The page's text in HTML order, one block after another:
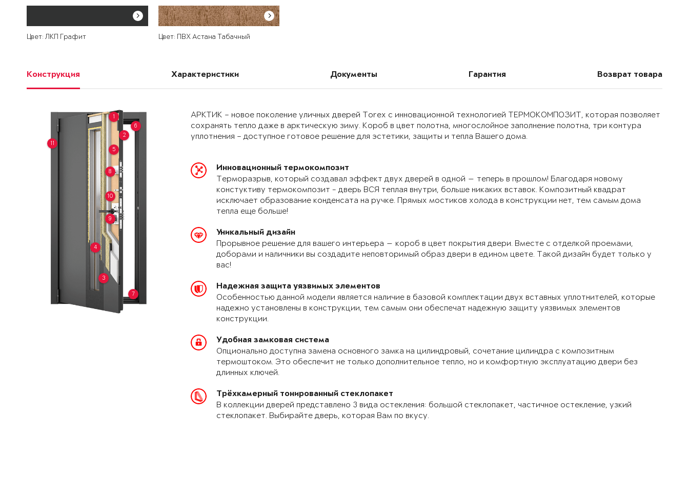
Цвет: ЛКП Графит Цвет: ПВХ Астана Табачный
Конструкция Характеристики Документы Гарантия Возврат товара
1
2
3
4
5
6
7
8
9
10
11
АРКТИК – новое поколение уличных дверей Torex с инновационной технологией ТЕРМОКОМПОЗИТ, которая позволяет
сохранять тепло даже в арктическую зиму. Короб в цвет полотна, многослойное заполнение полотна, три контура
уплотнения – доступное готовое решение для эстетики, защиты и тепла Вашего дома.
Инновационный термокомпозит
Терморазрыв, который создавал эффект двух дверей в одной — теперь в прошлом! Благодаря новому
констуктиву термокомпозит - дверь ВСЯ теплая внутри, больше никаких вставок. Композитный квадрат
исключает образование конденсата на ручке. Прямых мостиков холода в конструкции нет, тем самым дома
тепла еще больше!
Уникальный дизайн
Прорывное решение для вашего интерьера — короб в цвет покрытия двери. Вместе с отделкой проемами,
доборами и наличники вы создадите неповторимый образ двери в едином цвете. Такой дизайн будет только у
вас!
Надежная защита уязвимых элементов
Особенностью данной модели является наличие в базовой комплектации двух вставных уплотнителей, которые
надежно установлены в конструкции, тем самым они обеспечат надежную защиту уязвимых элементов
конструкции.
Удобная замковая система
Опционально доступна замена основного замка на цилиндровый, сочетание цилиндра с композитным
термоштоком. Это обеспечит не только дополнительное тепло, но и комфортную эксплуатацию двери без
длинных ключей.
Трёхкамерный тонированный стеклопакет
В коллекции дверей представлено 3 вида остекления: большой стеклопакет, частичное остекление, узкий
стеклопакет. Выбирайте дверь, которая Вам по вкусу.